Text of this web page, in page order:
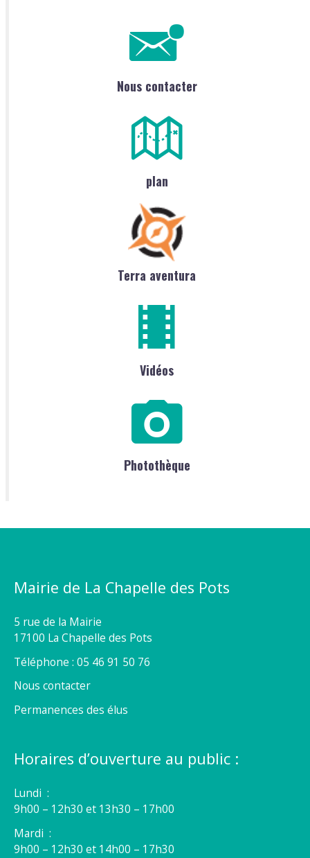
Nous contacter
plan
Terra aventura
Vidéos
Photothèque
Mairie de La Chapelle des Pots
5 rue de la Mairie
17100 La Chapelle des Pots
Téléphone : 05 46 91 50 76
Nous contacter
Permanences des élus
Horaires d’ouverture au public :
Lundi :
9h00 – 12h30 et 13h30 – 17h00
Mardi :
9h00 – 12h30 et 14h00 – 17h30